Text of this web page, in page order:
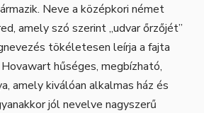
Neve a középkori német
amely szó szerint „udvar őrzőjét”
tökéletesen leírja a fajta
hűséges, megbízható,
amely kiválóan alkalmas ház és
jól nevelve nagyszerű